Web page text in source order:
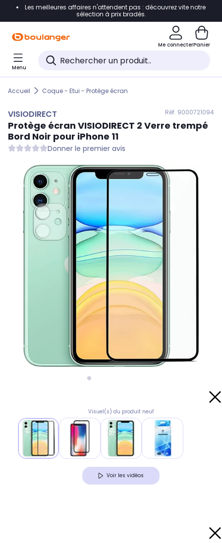
Accéder directement à la navigation
Accéder directement au pied de page
Accéder directement au chatbot
Les meilleures affaires n'attendent pas : découvrez vite notre
sélection à prix bradés.
Me connecterPanier
Menu
Accueil Coque - Etui - Protège écran
VISIODIRECT Réf. 9000721094
Protège écran VISIODIRECT 2 Verre trempé
Bord Noir pour iPhone 11
Donner le premier avis
Visuel(s) du produit neuf
Voir les vidéos